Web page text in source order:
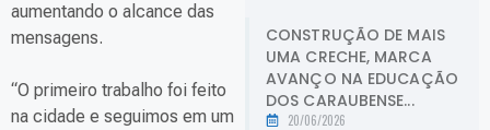
aumentando o alcance das
mensagens.
“O primeiro trabalho foi feito
na cidade e seguimos em um
CONSTRUÇÃO DE MAIS
UMA CRECHE, MARCA
AVANÇO NA EDUCAÇÃO
DOS CARAUBENSE...
20/06/2026